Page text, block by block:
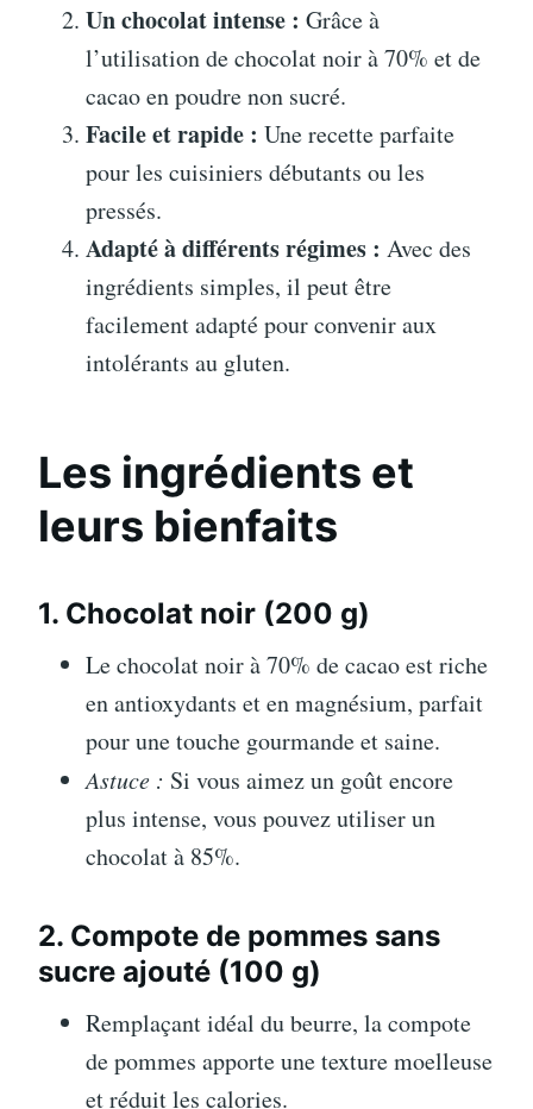
Un chocolat intense : Grâce à
l’utilisation de chocolat noir à 70% et de
cacao en poudre non sucré.
Facile et rapide : Une recette parfaite
pour les cuisiniers débutants ou les
pressés.
Adapté à différents régimes : Avec des
ingrédients simples, il peut être
facilement adapté pour convenir aux
intolérants au gluten.
Les ingrédients et
leurs bienfaits
1. Chocolat noir (200 g)
Le chocolat noir à 70% de cacao est riche
en antioxydants et en magnésium, parfait
pour une touche gourmande et saine.
Astuce : Si vous aimez un goût encore
plus intense, vous pouvez utiliser un
chocolat à 85%.
2. Compote de pommes sans
sucre ajouté (100 g)
Remplaçant idéal du beurre, la compote
de pommes apporte une texture moelleuse
et réduit les calories.